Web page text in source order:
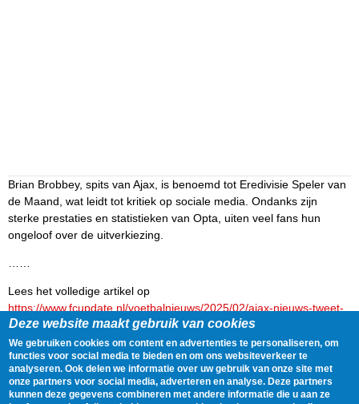
Brian Brobbey, spits van Ajax, is benoemd tot Eredivisie Speler van
de Maand, wat leidt tot kritiek op sociale media. Ondanks zijn
sterke prestaties en statistieken van Opta, uiten veel fans hun
ongeloof over de uitverkiezing.
Lees het volledige artikel op
https://www.fcupdate.nl/voetbalnieuws/2025/02/ajax-nieuws-tweet-
over-brian-brobbey-zorgt-voor-massale-kritiek-en-ongeloof
Delen Tweet 28 February, 2025 - 21:44
Gegevens
Deze website maakt gebruik van cookies
We gebruiken cookies om content en advertenties te personaliseren, om
functies voor social media te bieden en om ons websiteverkeer te
analyseren. Ook delen we informatie over uw gebruik van onze site met
onze partners voor social media, adverteren en analyse. Deze partners
kunnen deze gegevens combineren met andere informatie die u aan ze